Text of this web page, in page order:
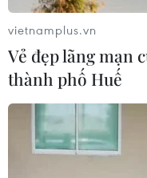
Ngân hàng Trung
mua thêm 20 tấn
07/08/2026 15:21
vietnamplus.vn
Vẻ đẹp lãng mạn
thành phố Huế